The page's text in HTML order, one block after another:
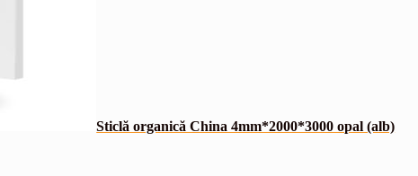
Sticlă organică China 4mm*2000*3000 opal (alb)